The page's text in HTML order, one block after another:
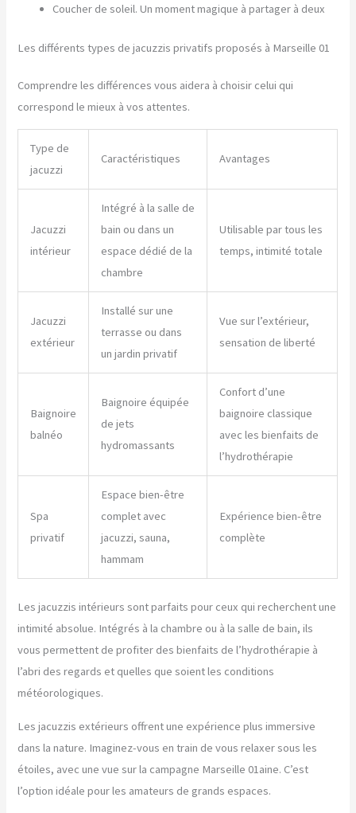
Coucher de soleil. Un moment magique à partager à deux
Les différents types de jacuzzis privatifs proposés à Marseille 01
Comprendre les différences vous aidera à choisir celui qui
correspond le mieux à vos attentes.
Type de
jacuzzi
Caractéristiques Avantages
Jacuzzi
intérieur
Intégré à la salle de
bain ou dans un
espace dédié de la
chambre
Utilisable par tous les
temps, intimité totale
Jacuzzi
extérieur
Installé sur une
terrasse ou dans
un jardin privatif
Vue sur l’extérieur,
sensation de liberté
Baignoire
balnéo
Baignoire équipée
de jets
hydromassants
Confort d’une
baignoire classique
avec les bienfaits de
l’hydrothérapie
Spa
privatif
Espace bien-être
complet avec
jacuzzi, sauna,
hammam
Expérience bien-être
complète
Les jacuzzis intérieurs sont parfaits pour ceux qui recherchent une
intimité absolue. Intégrés à la chambre ou à la salle de bain, ils
vous permettent de profiter des bienfaits de l’hydrothérapie à
l’abri des regards et quelles que soient les conditions
météorologiques.
Les jacuzzis extérieurs offrent une expérience plus immersive
dans la nature. Imaginez-vous en train de vous relaxer sous les
étoiles, avec une vue sur la campagne Marseille 01aine. C’est
l’option idéale pour les amateurs de grands espaces.